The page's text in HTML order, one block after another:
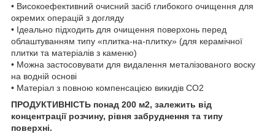
• Високоефективний очисний засіб глибокого очищення для
окремих операцій з догляду
• Ідеально підходить для очищення поверхонь перед
облаштуванням типу «плитка-на-плитку» (для керамічної
плитки та матеріалів з каменю)
• Можна застосовувати для видалення металізованого воску
на водній основі
• Матеріал з повною компенсацією викидів СО2
ПРОДУКТИВНІСТЬ понад 200 м2, залежить від
концентрації розчину, рівня забруднення та типу
поверхні.